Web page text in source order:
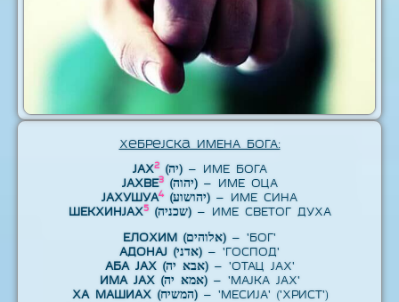
Хебрејска ИМЕНА БОГА:
ЈАХ2 (יה)– ИМЕ БОГА
ЈАХВЕ3 (יהוה)– ИМЕ ОЦА
ЈАХУШУА4 (יהושוע)– ИМЕ СИНА
ШЕКХИНЈАХ5 (שכניה)– ИМЕ СВЕТОГ ДУХА
ЕЛОХИМ (אלוהים)– 'БОГ'
АДОНАЈ (אדני)– 'ГОСПОД'
АБА ЈАХ (אבא יה)– 'ОТАЦ ЈАХ'
ИМА ЈАХ (אמא יה)– 'МАЈКА ЈАХ'
ХА МАШИАХ (המשיח)– 'МЕСИЈА' ('ХРИСТ')